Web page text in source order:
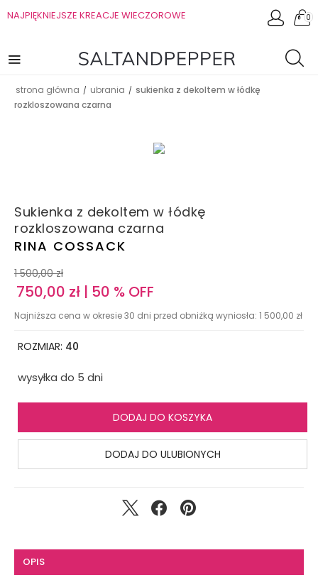
NAJPIĘKNIEJSZE KREACJE WIECZOROWE 0
strona główna / ubrania / sukienka z dekoltem w łódkę
rozkloszowana czarna
Sukienka z dekoltem w łódkę
rozkloszowana czarna
RINA COSSACK
1 500,00 zł
750,00 zł | 50 % OFF
Najniższa cena w okresie 30 dni przed obniżką wyniosła: 1 500,00 zł
ROZMIAR: 40
wysyłka do 5 dni
DODAJ DO KOSZYKA
DODAJ DO ULUBIONYCH
OPIS